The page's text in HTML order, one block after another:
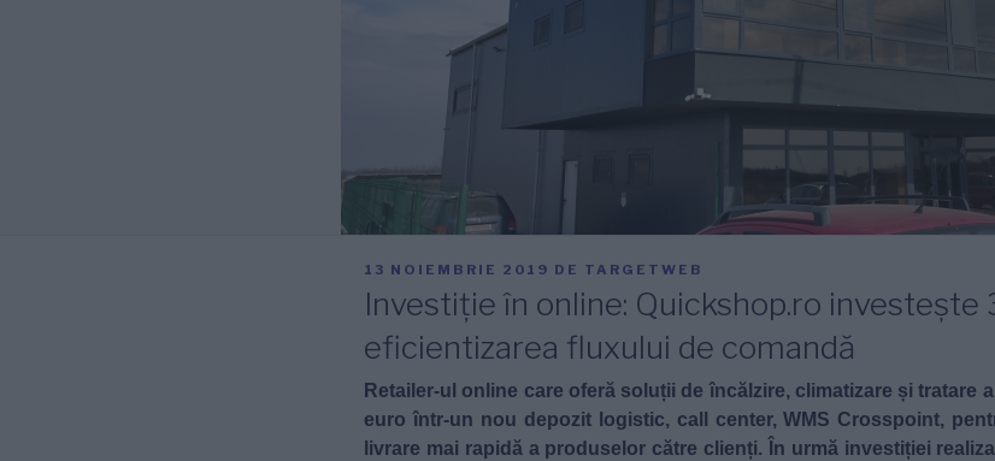
PUBLICAT
13 NOIEMBRIE 2019 DE TARGETWEB
Investiție în online: Quickshop.ro
eficientizarea fluxului de comandă
Retailer-ul online care oferă soluții de încălzire, climatizare și tratare
euro într-un nou depozit logistic, call center, WMS Crosspoint,
livrare mai rapidă a produselor către clienți. În urmă investiției